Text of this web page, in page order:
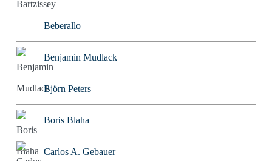
Beberallo
Benjamin Mudlack
Björn Peters
Boris Blaha
Carlos A. Gebauer